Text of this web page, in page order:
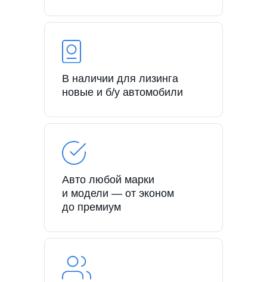
В наличии для лизинга
новые и б/у автомобили
Авто любой марки
и модели — от эконом
до премиум